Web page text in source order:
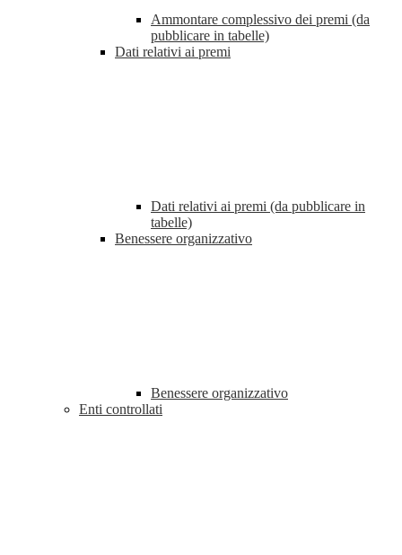
Ammontare complessivo dei premi (da
pubblicare in tabelle)
Dati relativi ai premi
Dati relativi ai premi (da pubblicare in
tabelle)
Benessere organizzativo
Benessere organizzativo
Enti controllati